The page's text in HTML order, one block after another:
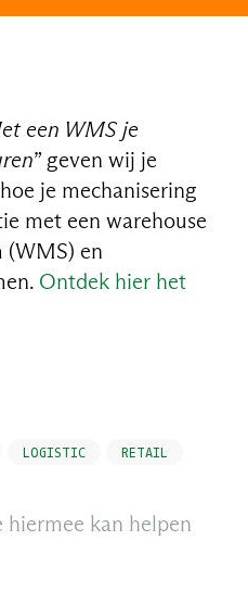
een WMS je
” geven wij je
je mechanisering
met een warehouse
(WMS) en
Ontdek hier het
LOGISTIC RETAIL
kan helpen